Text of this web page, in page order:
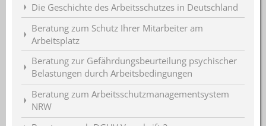
Die Geschichte des Arbeitsschutzes in Deutschland
Beratung zum Schutz Ihrer Mitarbeiter am
Arbeitsplatz
Beratung zur Gefährdungsbeurteilung psychischer
Belastungen durch Arbeitsbedingungen
Beratung zum Arbeitsschutzmanagementsystem
NRW